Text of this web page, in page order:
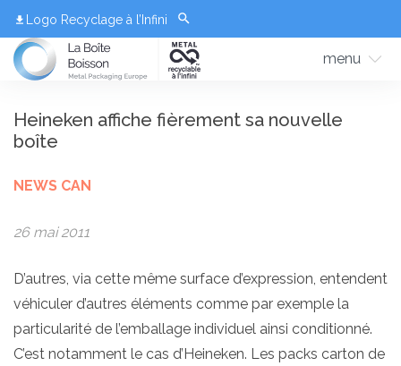
Logo Recyclage à l’Infini
menu
Heineken affiche fièrement sa nouvelle
boîte
NEWS CAN
26 mai 2011
D’autres, via cette même surface d’expression, entendent
véhiculer d’autres éléments comme par exemple la
particularité de l’emballage individuel ainsi conditionné.
C’est notamment le cas d’Heineken. Les packs carton de